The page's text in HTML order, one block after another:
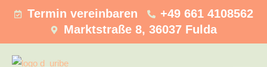
Termin vereinbaren
+49 661 4108562
Marktstraße 8, 36037 Fulda